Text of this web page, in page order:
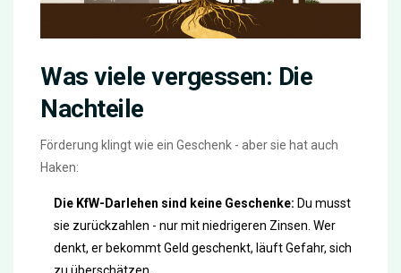
Was viele vergessen: Die
Nachteile
Förderung klingt wie ein Geschenk - aber sie hat auch
Haken:
Die KfW-Darlehen sind keine Geschenke: Du musst
sie zurückzahlen - nur mit niedrigeren Zinsen. Wer
denkt, er bekommt Geld geschenkt, läuft Gefahr, sich